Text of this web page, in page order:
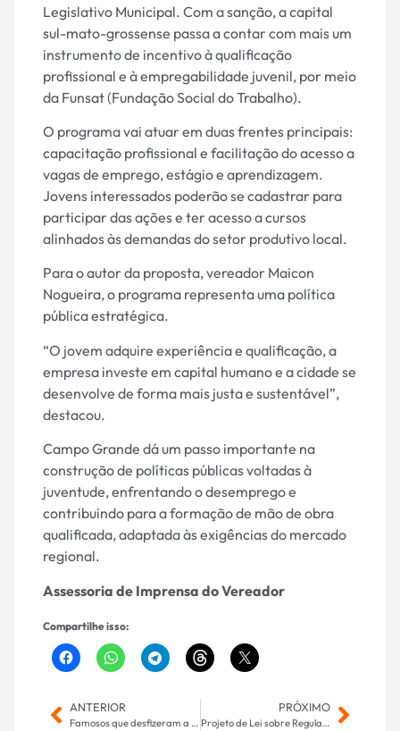
Legislativo Municipal. Com a sanção, a capital
sul-mato-grossense passa a contar com mais um
instrumento de incentivo à qualificação
profissional e à empregabilidade juvenil, por meio
da Funsat (Fundação Social do Trabalho).
O programa vai atuar em duas frentes principais:
capacitação profissional e facilitação do acesso a
vagas de emprego, estágio e aprendizagem.
Jovens interessados poderão se cadastrar para
participar das ações e ter acesso a cursos
alinhados às demandas do setor produtivo local.
Para o autor da proposta, vereador Maicon
Nogueira, o programa representa uma política
pública estratégica.
“O jovem adquire experiência e qualificação, a
empresa investe em capital humano e a cidade se
desenvolve de forma mais justa e sustentável”,
destacou.
Campo Grande dá um passo importante na
construção de políticas públicas voltadas à
juventude, enfrentando o desemprego e
contribuindo para a formação de mão de obra
qualificada, adaptada às exigências do mercado
regional.
Assessoria de Imprensa do Vereador
Compartilhe isso:
ANTERIOR
Famosos que desfizeram a amizade – e os motivos
PRÓXIMO
Projeto de Lei sobre Regulação de Leitos do SUS de autoria do Vereador Marquinhos Trad, é vetado, apesar da defesa firme